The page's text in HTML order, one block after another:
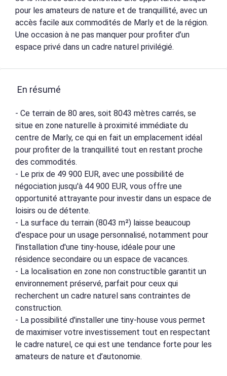
pour les amateurs de nature et de tranquillité, avec un
accès facile aux commodités de Marly et de la région.
Une occasion à ne pas manquer pour profiter d’un
espace privé dans un cadre naturel privilégié.
En résumé
- Ce terrain de 80 ares, soit 8043 mètres carrés, se
situe en zone naturelle à proximité immédiate du
centre de Marly, ce qui en fait un emplacement idéal
pour profiter de la tranquillité tout en restant proche
des commodités.
- Le prix de 49 900 EUR, avec une possibilité de
négociation jusqu'à 44 900 EUR, vous offre une
opportunité attrayante pour investir dans un espace de
loisirs ou de détente.
- La surface du terrain (8043 m²) laisse beaucoup
d'espace pour un usage personnalisé, notamment pour
l'installation d'une tiny-house, idéale pour une
résidence secondaire ou un espace de vacances.
- La localisation en zone non constructible garantit un
environnement préservé, parfait pour ceux qui
recherchent un cadre naturel sans contraintes de
construction.
- La possibilité d'installer une tiny-house vous permet
de maximiser votre investissement tout en respectant
le cadre naturel, ce qui est une tendance forte pour les
amateurs de nature et d’autonomie.